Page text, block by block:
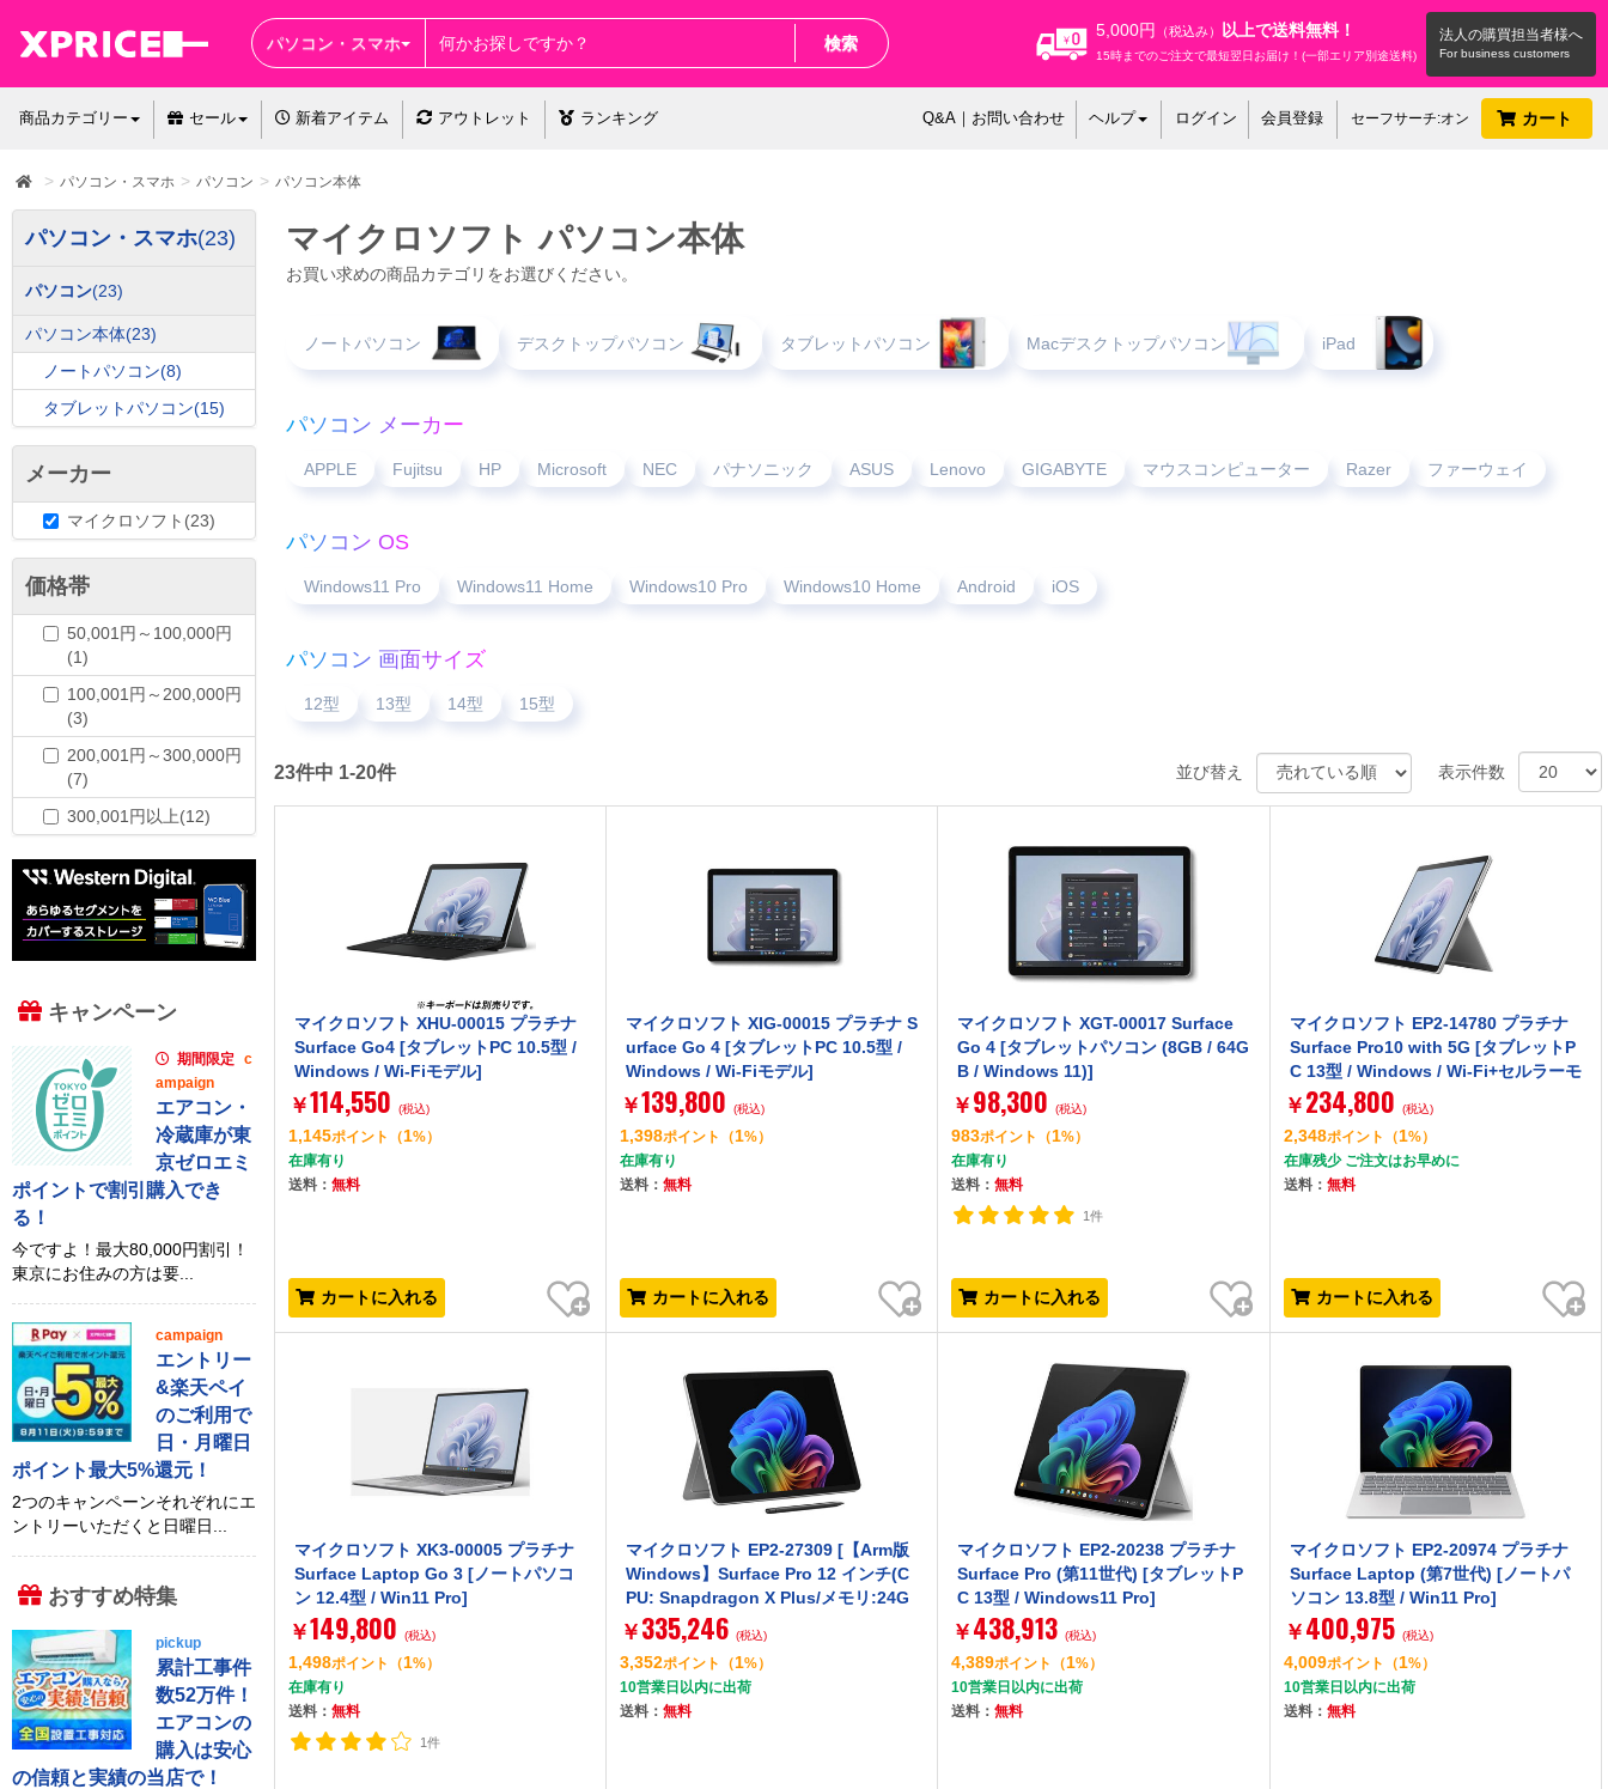
パソコン・スマホ 検索 法人の購買担当者様へ
5,000円 （税込み） 以上で送料無料！
15時までのご注文で最短翌日お届け！(一部エリア別途送料)
商品カテゴリー セール 新着アイテム アウトレット ランキング Q&A｜お問い合わせ ヘルプ ログイン 会員登録 セーフサーチ:オン カート
マイクロソフト パソコン本体
お買い求めの商品カテゴリをお選びください。
ノートパソコン デスクトップパソコン タブレットパソコン Macデスクトップパソコン iPad
パソコン メーカー
APPLE Fujitsu HP Microsoft NEC パナソニック ASUS Lenovo GIGABYTE マウスコンピューター Razer ファーウェイ
パソコン OS
Windows11 Pro Windows11 Home Windows10 Pro Windows10 Home Android iOS
パソコン 画面サイズ
12型 13型 14型 15型
23件中 1-20件 並び替え 表示件数
マイクロソフト XHU-00015 プラチナ
Surface Go4 [タブレットPC 10.5型 /
Windows / Wi-Fiモデル]
￥114,550 (税込)
1,145ポイント （1%）
在庫有り
送料：無料
カートに入れる
お気に入り
マイクロソフト XIG-00015 プラチナ S
urface Go 4 [タブレットPC 10.5型 /
Windows / Wi-Fiモデル]
￥139,800 (税込)
1,398ポイント （1%）
在庫有り
送料： 無料
カートに入れる
お気に入り
マイクロソフト XGT-00017 Surface
Go 4 [タブレットパソコン (8GB / 64G
B / Windows 11)]
￥ 98,300 (税込)
983ポイント （1%）
在庫有り
送料：無料
1件
カートに入れる
お気に入り
マイクロソフト EP2-14780 プラチナ
Surface Pro10 with 5G [タブレットP
C 13型 / Windows / Wi-Fi+セルラーモ
デル]
￥ 234,800 (税込)
2,348ポイント （1%）
在庫残少 ご注文はお早めに
送料： 無料
カートに入れる
お気に入り
マイクロソフト XK3-00005 プラチナ
Surface Laptop Go 3 [ノートパソコ
ン 12.4型 / Win11 Pro]
￥149,800 (税込)
1,498ポイント （1%）
在庫有り
送料：無料
1件
マイクロソフト EP2-27309 [【Arm版
Windows】Surface Pro 12 インチ(C
PU: Snapdragon X Plus/メモリ:24G
B/ストレージ:1TB/Windows 11 Pro/
プラチナ / PSU: 同梱なし)]
￥ 335,246 (税込)
3,352ポイント （1%）
10営業日以内に出荷
送料： 無料
マイクロソフト EP2-20238 プラチナ
Surface Pro (第11世代) [タブレットP
C 13型 / Windows11 Pro]
￥ 438,913 (税込)
4,389ポイント （1%）
10営業日以内に出荷
送料：無料
マイクロソフト EP2-20974 プラチナ
Surface Laptop (第7世代) [ノートパ
ソコン 13.8型 / Win11 Pro]
￥ 400,975 (税込)
4,009ポイント （1%）
10営業日以内に出荷
送料： 無料
パソコン・スマホ(23)
パソコン(23)
パソコン本体(23)
ノートパソコン(8)
タブレットパソコン(15)
メーカー
マイクロソフト(23)
価格帯
50,001円～100,000円
(1)
100,001円～200,000円
(3)
200,001円～300,000円
(7)
300,001円以上(12)
キャンペーン
期間限定 c
ampaign
エアコン・
冷蔵庫が東
京ゼロエミ
ポイントで割引購入でき
る！
今ですよ！最大80,000円割引！
東京にお住みの方は要...
campaign
エントリー
&楽天ペイ
のご利用で
日・月曜日
ポイント最大5%還元！
2つのキャンペーンそれぞれにエ
ントリーいただくと日曜日...
おすすめ特集
pickup
累計工事件
数52万件！
エアコンの
購入は安心
の信頼と実績の当店で！
パソコン・スマホ パソコン パソコン本体